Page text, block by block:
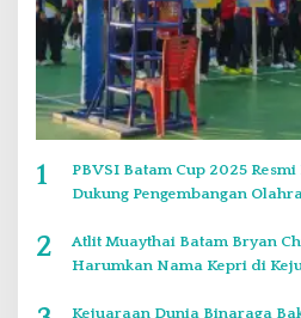
1
PBVSI Batam Cup 2025
Dukung Pengembangan
2
Atlit Muaythai Batam Bryan
Harumkan Nama Kepri di
Kejuaraan Dunia Binaraga